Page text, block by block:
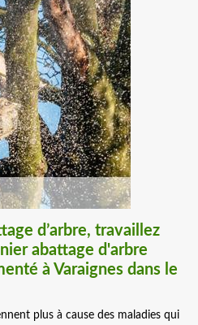
d’arbre, travaillez
abattage d'arbre
à Varaignes dans le
plus à cause des maladies qui